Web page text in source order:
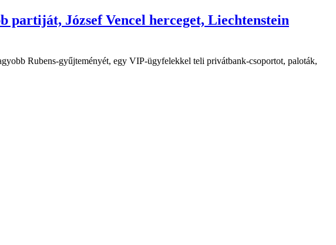
partiját, József Vencel herceget, Liechtenstein
Rubens-gyűjteményét, egy VIP-ügyfelekkel teli privátbank-csoportot, paloták,